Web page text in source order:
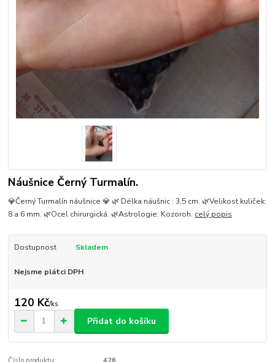
Náušnice Černý Turmalín.
💎Černý Turmalín náušnice 💎 🌿 Délka náušnic : 3,5 cm. 🌿Velikost kuliček:
8 a 6 mm. 🌿Ocel chirurgická. 🌿Astrologie: Kozoroh. celý popis
Dostupnost Skladem
Nejsme plátci DPH
120 Kč/ks
Přidat do košíku